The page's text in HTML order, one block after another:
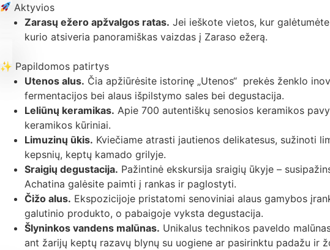
Aktyvios
Zarasų ežero apžvalgos ratas. Jei ieškote vietos, kur
kurio atsiveria panoramiškas vaizdas į Zaraso ežerą.
✨ Papildomos patirtys
Utenos alus. Čia apžiūrėsite istorinę „Utenos“ prekės ženklo
fermentacijos bei alaus išpilstymo sales bei degustacija.
Leliūnų keramikas. Apie 700 autentiškų senosios keramikos
keramikos kūriniai.
Limuzinų ūkis. Kviečiame atrasti jautienos delikatesus, sužinoti
kepsnių, keptų kamado grilyje.
Sraigių degustacija. Pažintinė ekskursija sraigių ūkyje –
Achatina galėsite paimti į rankas ir paglostyti.
Čižo alus. Ekspozicijoje pristatomi senoviniai alaus gamybos
galutinio produkto, o pabaigoje vyksta degustacija.
Šlyninkos vandens malūnas. Unikalus technikos paveldo
ant žarijų keptų razavų blynų su uogiene ar pasirinktu padažu ir